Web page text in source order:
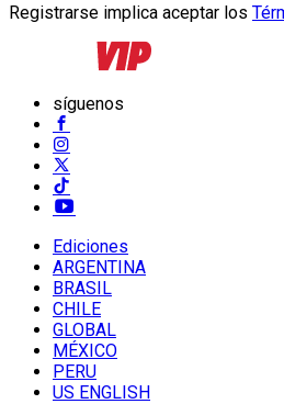
Registrarse implica aceptar los
síguenos
Ediciones
ARGENTINA
BRASIL
CHILE
GLOBAL
MÉXICO
PERU
US ENGLISH